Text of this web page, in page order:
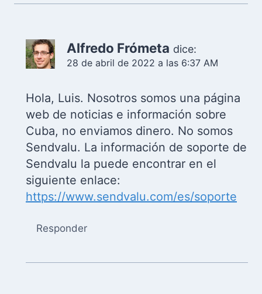
Alfredo Frómeta dice:
28 de abril de 2022 a las 6:37 AM
Hola, Luis. Nosotros somos una página
web de noticias e información sobre
Cuba, no enviamos dinero. No somos
Sendvalu. La información de soporte de
Sendvalu la puede encontrar en el
siguiente enlace:
https://www.sendvalu.com/es/soporte
Responder